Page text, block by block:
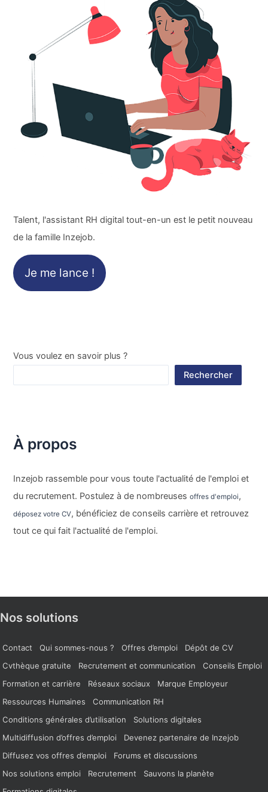
Talent, l'assistant RH digital tout-en-un est le petit nouveau
de la famille Inzejob.
Je me lance !
Vous voulez en savoir plus ?
Rechercher
À propos
Inzejob rassemble pour vous toute l'actualité de l'emploi et
du recrutement. Postulez à de nombreusesoffres d'emploi,
déposez votre CV, bénéficiez de conseils carrière et retrouvez
tout ce qui fait l'actualité de l'emploi.
Nos solutions
Contact Qui sommes-nous ? Offres d’emploi
Dépôt de CV
Cvthèque gratuite
Recrutement et communication
Conseils Emploi
Formation et carrière
Réseaux sociaux
Marque Employeur
Ressources Humaines
Communication RH
Conditions générales d’utilisation
Solutions digitales
Multidiffusion d’offres d’emploi
Devenez partenaire de Inzejob
Diffusez vos offres d’emploi
Forums et discussions
Nos solutions emploi
Recrutement
Sauvons la planète